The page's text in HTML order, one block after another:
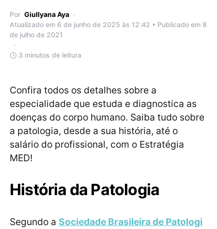
Por Giullyana Aya
Atualizado em 6 de junho de 2025 às 12:42 • Publicado em 8
de julho de 2021
3 minutos de leitura
Confira todos os detalhes sobre a
especialidade que estuda e diagnostica as
doenças do corpo humano. Saiba tudo sobre
a patologia, desde a sua história, até o
salário do profissional, com o Estratégia
MED!
História da Patologia
Segundo a Sociedade Brasileira de Patologi